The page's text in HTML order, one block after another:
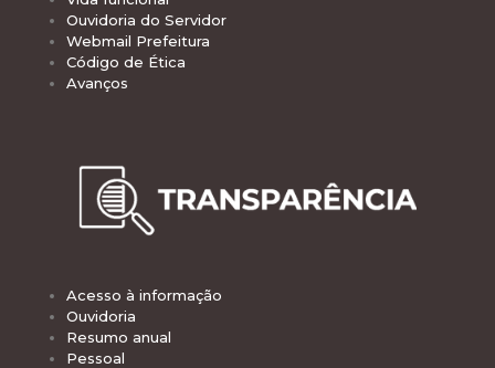
Ouvidoria do Servidor
Webmail Prefeitura
Código de Ética
Avanços
Acesso à informação
Ouvidoria
Resumo anual
Pessoal